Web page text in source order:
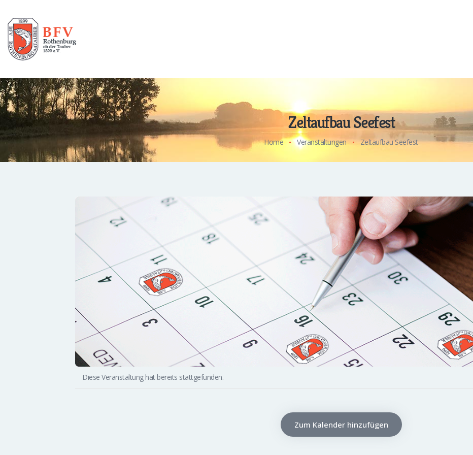
Zeltaufbau Seefest
Home Veranstaltungen Zeltaufbau Seefest
Diese Veranstaltung hat bereits stattgefunden.
Zum Kalender hinzufügen